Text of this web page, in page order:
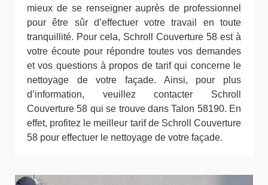
mieux de se renseigner auprès de professionnel
pour être sûr d’effectuer votre travail en toute
tranquillité. Pour cela, Schroll Couverture 58 est à
votre écoute pour répondre toutes vos demandes
et vos questions à propos de tarif qui concerne le
nettoyage de votre façade. Ainsi, pour plus
d’information, veuillez contacter Schroll
Couverture 58 qui se trouve dans Talon 58190. En
effet, profitez le meilleur tarif de Schroll Couverture
58 pour effectuer le nettoyage de votre façade.